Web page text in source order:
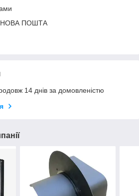
НОВА ПОШТА
14 днів за домовленістю